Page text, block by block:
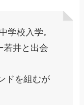
校入学。
若井と出会
を組むが